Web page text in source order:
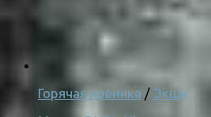
Горячая новинка / Экшн